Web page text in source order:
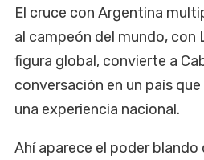
El cruce con Argentina
al campeón del mundo, con
figura global, convierte a
conversación en un país
una experiencia nacional.
Ahí aparece el poder